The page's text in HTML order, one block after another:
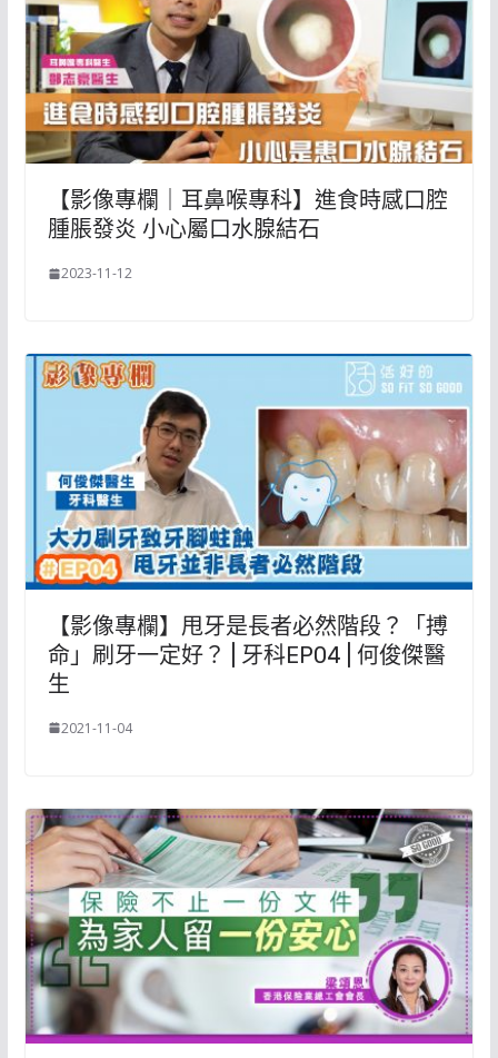
【影像專欄｜耳鼻喉專科】進食時感口腔
腫脹發炎 小心屬口水腺結石
2023-11-12
【影像專欄】甩牙是長者必然階段？「搏
命」刷牙一定好？ | 牙科EP04 | 何俊傑醫
生
2021-11-04